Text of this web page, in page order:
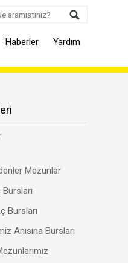
Haberler Yardım
Mezunlar
Bursları
Anısına Bursları